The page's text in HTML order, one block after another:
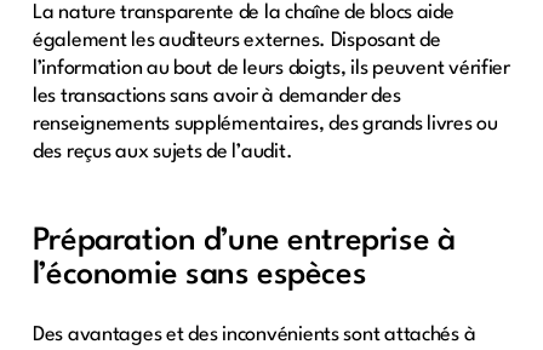
La nature transparente de la chaîne de blocs aide
également les auditeurs externes. Disposant de
l’information au bout de leurs doigts, ils peuvent vérifier
les transactions sans avoir à demander des
renseignements supplémentaires, des grands livres ou
des reçus aux sujets de l’audit.
Préparation d’une entreprise à
l’économie sans espèces
Des avantages et des inconvénients sont attachés à